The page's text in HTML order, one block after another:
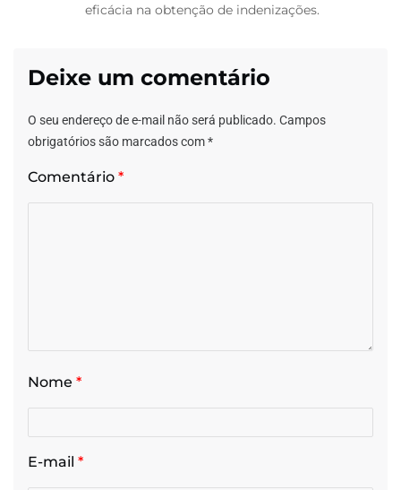
eficácia na obtenção de indenizações.
Deixe um comentário
O seu endereço de e-mail não será publicado. Campos
obrigatórios são marcados com*
Comentário *
Nome *
E-mail *